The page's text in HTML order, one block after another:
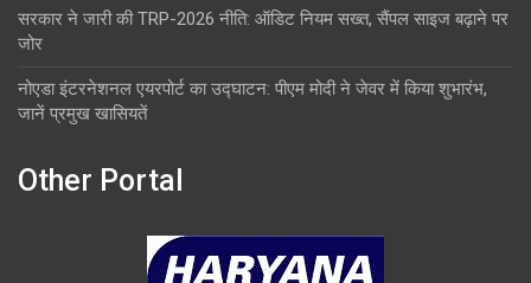
सरकार ने जारी की TRP-2026 नीति: ऑडिट नियम सख्त, सैंपल साइज बढ़ाने पर
जोर
नोएडा इंटरनेशनल एयरपोर्ट का उद्घाटन: पीएम मोदी ने जेवर में किया शुभारंभ,
जानें प्रमुख खासियतें
Other Portal